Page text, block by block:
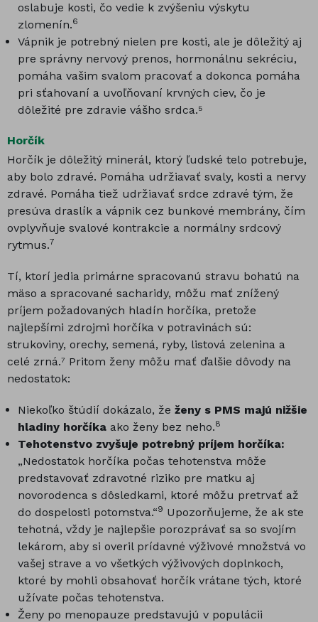
oslabuje kosti, čo vedie k zvýšeniu výskytu
zlomenín.6
Vápnik je potrebný nielen pre kosti, ale je dôležitý aj
pre správny nervový prenos, hormonálnu sekréciu,
pomáha vašim svalom pracovať a dokonca pomáha
pri sťahovaní a uvoľňovaní krvných ciev, čo je
dôležité pre zdravie vášho srdca.⁵
Horčík
Horčík je dôležitý minerál, ktorý ľudské telo potrebuje,
aby bolo zdravé. Pomáha udržiavať svaly, kosti a nervy
zdravé. Pomáha tiež udržiavať srdce zdravé tým, že
presúva draslík a vápnik cez bunkové membrány, čím
ovplyvňuje svalové kontrakcie a normálny srdcový
rytmus.7
Tí, ktorí jedia primárne spracovanú stravu bohatú na
mäso a spracované sacharidy, môžu mať znížený
príjem požadovaných hladín horčíka, pretože
najlepšími zdrojmi horčíka v potravinách sú:
strukoviny, orechy, semená, ryby, listová zelenina a
celé zrná.⁷ Pritom ženy môžu mať ďalšie dôvody na
nedostatok:
Niekoľko štúdií dokázalo, žeženy s PMS majú nižšie
hladiny horčíkaako ženy bez neho.8
Tehotenstvo zvyšuje potrebný príjem horčíka:
„Nedostatok horčíka počas tehotenstva môže
predstavovať zdravotné riziko pre matku aj
novorodenca s dôsledkami, ktoré môžu pretrvať až
do dospelosti potomstva.“9 Upozorňujeme, že ak ste
tehotná, vždy je najlepšie porozprávať sa so svojím
lekárom, aby si overil prídavné výživové množstvá vo
vašej strave a vo všetkých výživových doplnkoch,
ktoré by mohli obsahovať horčík vrátane tých, ktoré
užívate počas tehotenstva.
Ženy po menopauze predstavujú v populácii